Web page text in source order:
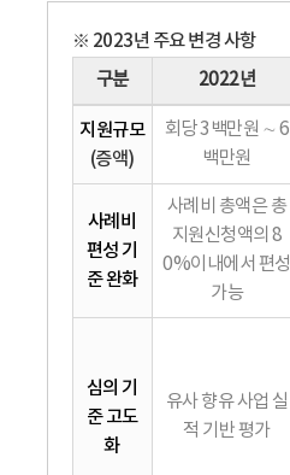
※ 2023년 주요 변경 사항
구분 2022년
지원규모
(증액)
회당 3백만원 ∼ 6
백만원
사례비
편성 기
준 완화
사례비 총액은 총
지원신청액의 8
0%이내에서 편성
가능
심의 기
준 고도
화
유사 향유 사업 실
적 기반 평가